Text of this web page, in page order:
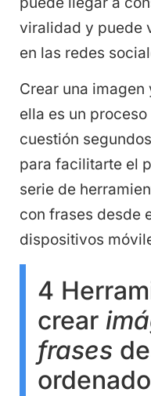
viralidad y puede
en las redes
Crear una
ella es un
cuestión
para facilitarte el
serie de
con frases desde
dispositivos
4
crear
frases